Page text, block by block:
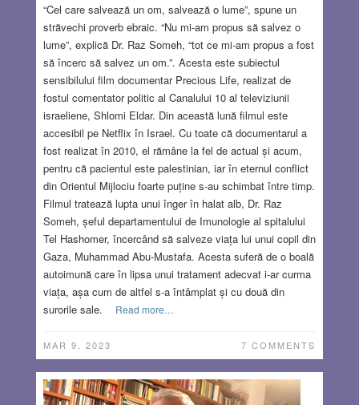
“Cel care salvează un om, salvează o lume”, spune un
străvechi proverb ebraic. “Nu mi-am propus să salvez o
lume”, explică Dr. Raz Someh, “tot ce mi-am propus a fost
să încerc să salvez un om.”. Acesta este subiectul
sensibilului film documentar Precious Life, realizat de
fostul comentator politic al Canalului 10 al televiziunii
israeliene, Shlomi Eldar. Din această lună filmul este
accesibil pe Netflix în Israel. Cu toate că documentarul a
fost realizat în 2010, el rămâne la fel de actual și acum,
pentru că pacientul este palestinian, iar în eternul conflict
din Orientul Mijlociu foarte puține s-au schimbat între timp.
Filmul tratează lupta unui înger în halat alb, Dr. Raz
Someh, șeful departamentului de Imunologie al spitalului
Tel Hashomer, încercând să salveze viața lui unui copil din
Gaza, Muhammad Abu-Mustafa. Acesta suferă de o boală
autoimună care în lipsa unui tratament adecvat i-ar curma
viața, așa cum de altfel s-a întâmplat și cu două din
surorile sale.
Read more…
MAR 9, 2023 7 COMMENTS